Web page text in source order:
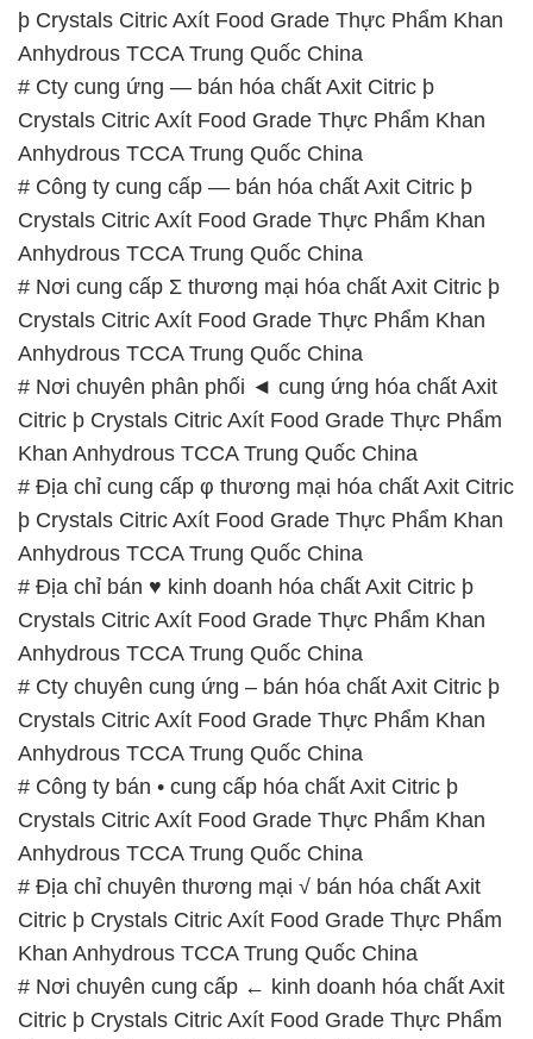
þ Crystals Citric Axít Food Grade Thực Phẩm Khan
Anhydrous TCCA Trung Quốc China
# Cty cung ứng — bán hóa chất Axit Citric þ
Crystals Citric Axít Food Grade Thực Phẩm Khan
Anhydrous TCCA Trung Quốc China
# Công ty cung cấp — bán hóa chất Axit Citric þ
Crystals Citric Axít Food Grade Thực Phẩm Khan
Anhydrous TCCA Trung Quốc China
# Nơi cung cấp Σ thương mại hóa chất Axit Citric þ
Crystals Citric Axít Food Grade Thực Phẩm Khan
Anhydrous TCCA Trung Quốc China
# Nơi chuyên phân phối ◄ cung ứng hóa chất Axit
Citric þ Crystals Citric Axít Food Grade Thực Phẩm
Khan Anhydrous TCCA Trung Quốc China
# Địa chỉ cung cấp φ thương mại hóa chất Axit Citric
þ Crystals Citric Axít Food Grade Thực Phẩm Khan
Anhydrous TCCA Trung Quốc China
# Địa chỉ bán ♥ kinh doanh hóa chất Axit Citric þ
Crystals Citric Axít Food Grade Thực Phẩm Khan
Anhydrous TCCA Trung Quốc China
# Cty chuyên cung ứng – bán hóa chất Axit Citric þ
Crystals Citric Axít Food Grade Thực Phẩm Khan
Anhydrous TCCA Trung Quốc China
# Công ty bán • cung cấp hóa chất Axit Citric þ
Crystals Citric Axít Food Grade Thực Phẩm Khan
Anhydrous TCCA Trung Quốc China
# Địa chỉ chuyên thương mại √ bán hóa chất Axit
Citric þ Crystals Citric Axít Food Grade Thực Phẩm
Khan Anhydrous TCCA Trung Quốc China
# Nơi chuyên cung cấp ← kinh doanh hóa chất Axit
Citric þ Crystals Citric Axít Food Grade Thực Phẩm